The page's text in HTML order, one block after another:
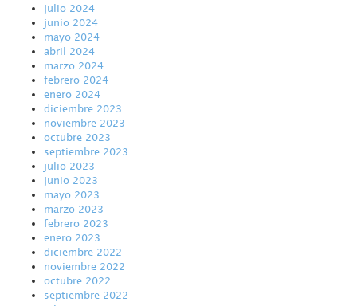
julio 2024
junio 2024
mayo 2024
abril 2024
marzo 2024
febrero 2024
enero 2024
diciembre 2023
noviembre 2023
octubre 2023
septiembre 2023
julio 2023
junio 2023
mayo 2023
marzo 2023
febrero 2023
enero 2023
diciembre 2022
noviembre 2022
octubre 2022
septiembre 2022